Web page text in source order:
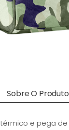
Sobre O Produto
e pega